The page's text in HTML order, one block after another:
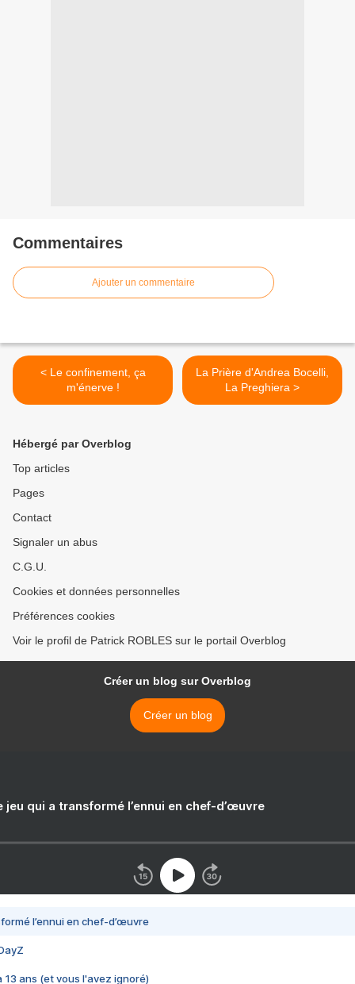
Commentaires
Ajouter un commentaire
< Le confinement, ça
m'énerve !
La Prière d'Andrea Bocelli,
La Preghiera >
Hébergé par Overblog
Top articles
Pages
Contact
Signaler un abus
C.G.U.
Cookies et données personnelles
Préférences cookies
Voir le profil de Patrick ROBLES sur le portail Overblog
Créer un blog sur Overblog
Créer un blog
jeu qui a transformé l’ennui en chef-d’œuvre
l’ennui en chef-d’œuvre
13 ans (et vous l'avez ignoré)